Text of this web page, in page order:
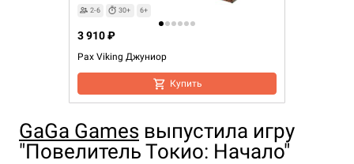
2-6 30+ 6+
Pax Viking Джуниор
3 910 ₽
Купить
GaGa Games выпустила игру
"Повелитель Токио: Начало"